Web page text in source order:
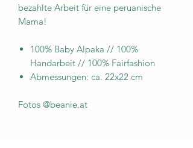
bezahlte Arbeit für eine peruanische
Mama!
100% Baby Alpaka // 100%
Handarbeit // 100% Fairfashion
Abmessungen: ca. 22x22 cm
Fotos @beanie.at